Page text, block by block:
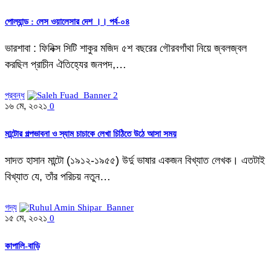
পোল্যান্ড : লেস ওয়ালেসার দেশ ।। পর্ব-০৪
ভারশাবা : ফিনিক্স সিটি শাকুর মজিদ ৫শ বছরের গৌরবগাঁথা নিয়ে জ্বলজ্বল
করছিল প্রাচীন ঐতিহ্যের জনপদ,…
প্রবন্ধ
১৬ মে, ২০২১ 0
মান্টোর গল্পভাবনা ও স্যাম চাচাকে লেখা চিঠিতে উঠে আসা সময়
সাদত হাসান মান্টো (১৯১২-১৯৫৫) উর্দু ভাষার একজন বিখ্যাত লেখক। এতটাই
বিখ্যাত যে, তাঁর পরিচয় নতুন…
গদ্য
১৫ মে, ২০২১ 0
কাপালি-বাড়ি